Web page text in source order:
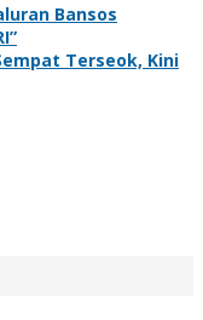
Bansos
Terseok, Kini